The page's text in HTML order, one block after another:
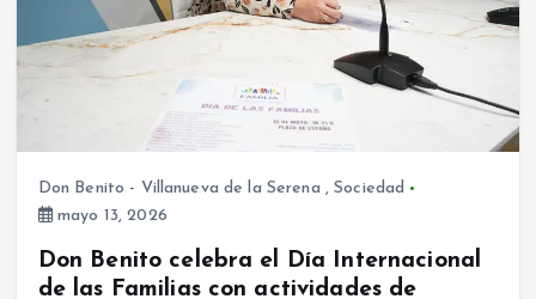
Don Benito - Villanueva de la Serena ,Sociedad
mayo 13, 2026
Don Benito celebra el Día Internacional
de las Familias con actividades de